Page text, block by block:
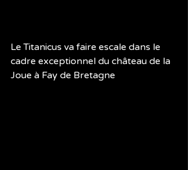
Le Titanicus va faire escale dans le
cadre exceptionnel du château de la
Joue à Fay de Bretagne